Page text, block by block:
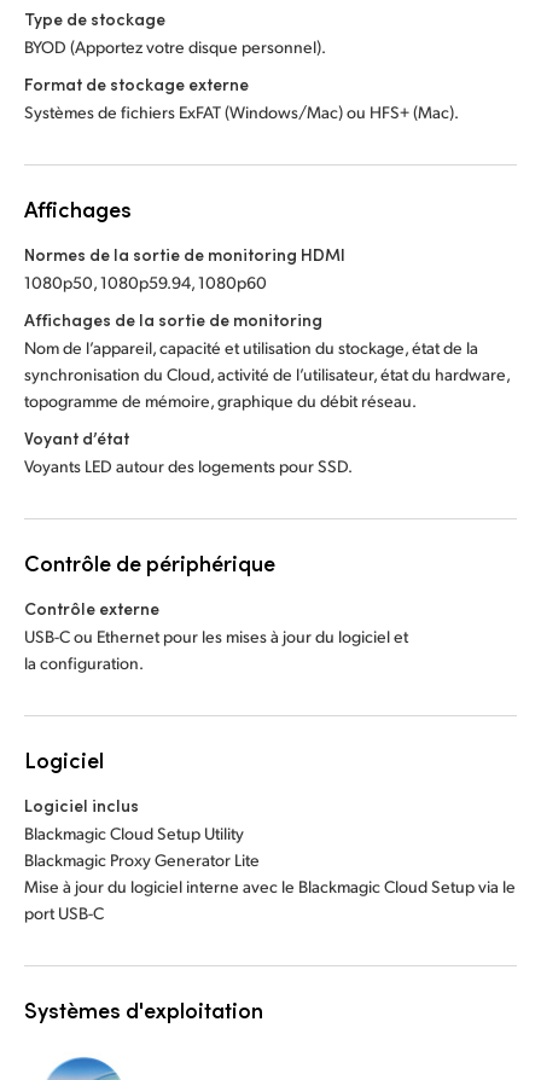
Type de stockage
BYOD (Apportez votre disque personnel).
Format de stockage externe
Systèmes de fichiers ExFAT (Windows/Mac) ou HFS+ (Mac).
Affichages
Normes de la sortie de monitoring HDMI
1080p50, 1080p59.94, 1080p60
Affichages de la sortie de monitoring
Nom de l’appareil, capacité et utilisation du stockage, état de la
synchronisation du Cloud, activité de l’utilisateur, état du hardware,
topogramme de mémoire, graphique du débit réseau.
Voyant d’état
Voyants LED autour des logements pour SSD.
Contrôle de périphérique
Contrôle externe
USB-C ou Ethernet pour les mises à jour du logiciel et
la configuration.
Logiciel
Logiciel inclus
Blackmagic Cloud Setup Utility
Blackmagic Proxy Generator Lite
Mise à jour du logiciel interne avec le Blackmagic Cloud Setup via le
port USB-C
Systèmes d'exploitation